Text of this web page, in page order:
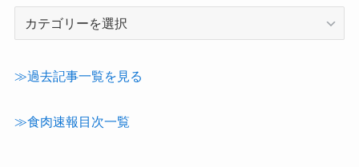
テ
≫過去記事一覧を見る
≫食肉速報目次一覧